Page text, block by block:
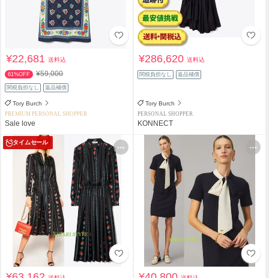
¥22,681送料込
61%OFF ¥59,000
関税負担なし 返品補償
Tory Burch
PREMIUM PERSONAL SHOPPER
Sale love
¥286,620送料込
関税負担なし 返品補償
Tory Burch
PERSONAL SHOPPER
KONNECT
タイムセール